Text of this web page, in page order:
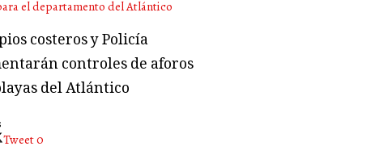
costeros y Policía
controles de aforos
del Atlántico
Tweet0